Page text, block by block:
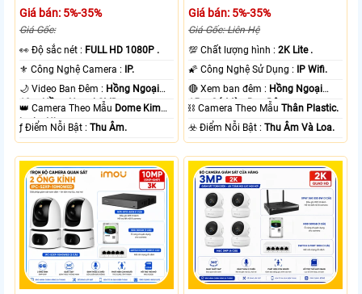
Giá bán: 5%-35%
Giá Gốc:
️👀 Độ sắc nét : FULL HD 1080P .
⚜️ Công Nghệ Camera :
IP.
🌙 Video Ban Đêm : Hồng Ngoại
10m Hồng Ngoại SMD.
👑 Camera Theo Mẫu Dome Kim
loại + Nhựa.
️ƒ Điểm Nỗi Bật :Thu Âm.
Giá bán: 5%-35%
Giá Gốc: Liên Hệ
💯 Chất lượng hình :2K Lite .
🌠 Công Nghệ Sử Dụng :
IP Wifi.
🔴 Xem ban đêm : Hồng Ngoại
15m Có Màu Ban Ðêm.
⛓ Camera Theo MẫuThân Plastic.
️☣️ Điểm Nỗi Bật :Thu Âm Và Loa.